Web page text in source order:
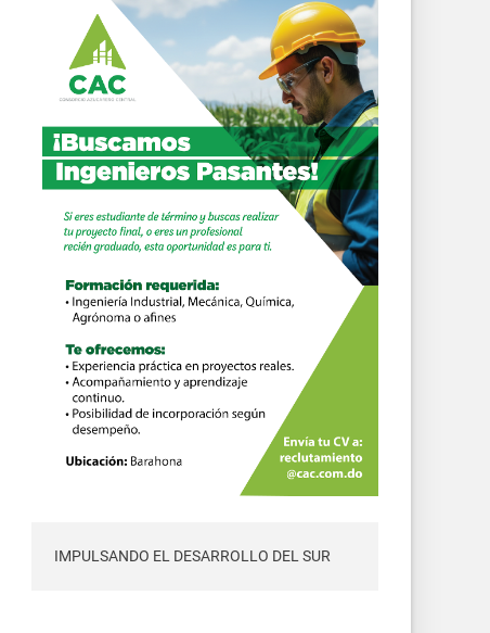
IMPULSANDO EL DESARROLLO DEL SUR